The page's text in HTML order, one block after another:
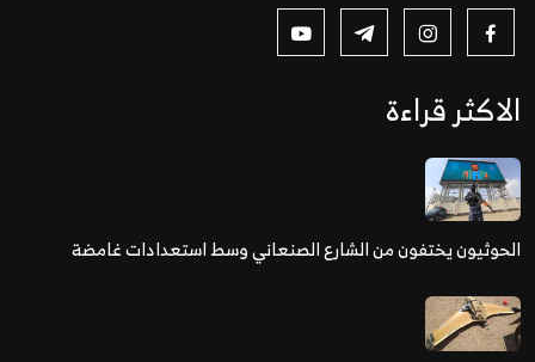
الاكثر قراءة
الحوثيون يختفون من الشارع الصنعاني وسط استعدادات غامضة